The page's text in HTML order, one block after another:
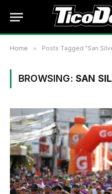
Home » Posts Tagged "San
BROWSING: SAN